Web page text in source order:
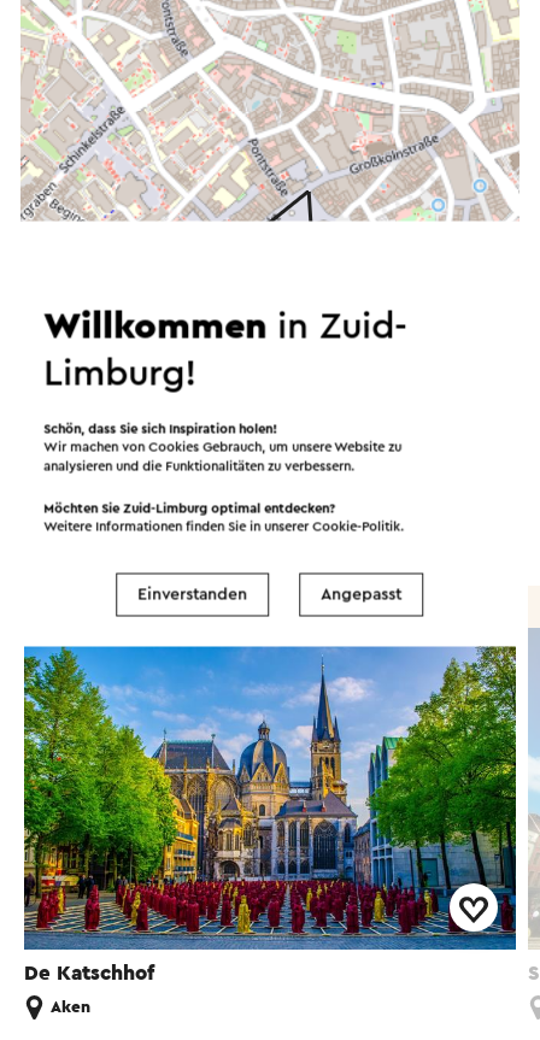
Starten Sie die Route
Filter anzeigen
In dem Gebiet
De Katschhof
Sehenswürdigkeit
Aken
Willkommen in Zuid-
Limburg!
Schön, dass Sie sich Inspiration holen!
Wir machen von Cookies Gebrauch, um unsere Website zu
analysieren und die Funktionalitäten zu verbessern.
Möchten Sie Zuid-Limburg optimal entdecken?
Weitere Informationen finden Sie in unsererCookie-Politik.
Einverstanden Angepasst